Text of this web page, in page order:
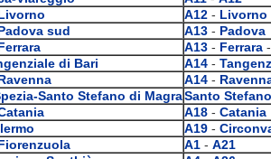
A12 - Livorno
sud
A13 - Padova
A13 - Ferrara -
di Bari
A14 -
A14 -
Santo Stefano di MagraSanto
A18 - Catania
A19 -
A1 - A21